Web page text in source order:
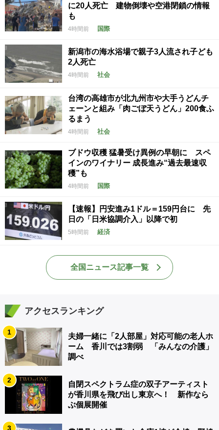
に20人死亡 建物倒壊や空港閉鎖の情報
も
4時間前 国際
新潟市の海水浴場で親子3人流され子ども
2人死亡
4時間前 社会
台湾の高雄市が北九州市や大手うどんチ
ェーンと組み「肉ごぼ天うどん」200食ふ
るまう
4時間前 社会
ブドウ収穫 猛暑受け異例の早朝に スペ
インのワイナリー 成長進み“過去最速収
穫”も
4時間前 国際
【速報】円安進み1ドル＝159円台に 先
日の「日米協調介入」以降で初
5時間前 経済
全国ニュース記事一覧
アクセスランキング
1
夫婦一緒に「2人部屋」対応可能の老人ホ
ーム 香川では3割弱 「みんなの介護」
調べ
2
自閉スペクトラム症の双子アーティスト
が香川県を飛び出し東京へ！ 新作なら
ぶ個展開催
3